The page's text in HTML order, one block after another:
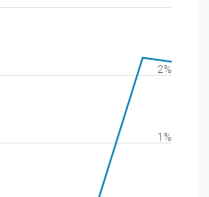
1%
2%